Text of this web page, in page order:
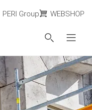
PERI Group WEBSHOP